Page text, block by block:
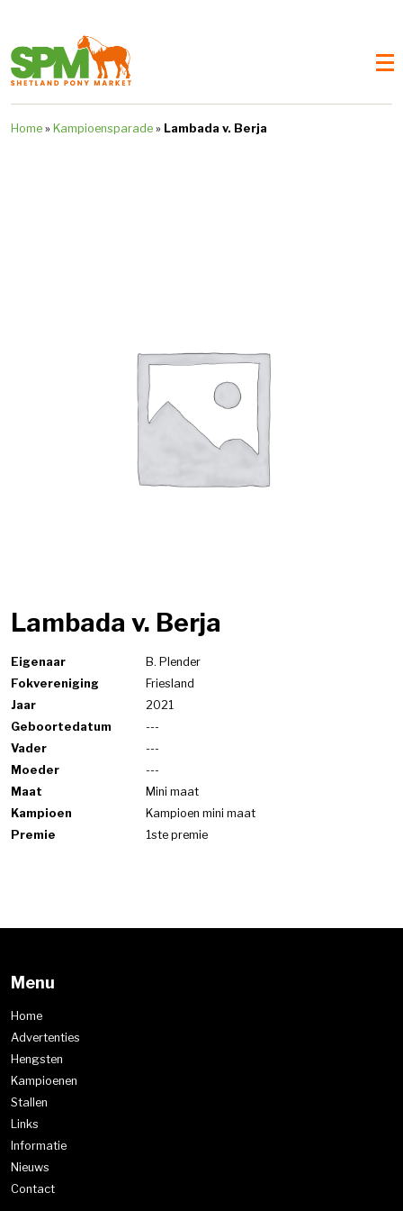
Home » Kampioensparade » Lambada v. Berja
Lambada v. Berja
Eigenaar
B. Plender
Fokvereniging
Friesland
Jaar
2021
Geboortedatum
---
Vader
---
Moeder
---
Maat
Mini maat
Kampioen
Kampioen mini maat
Premie
1ste premie
Menu
Home
Advertenties
Hengsten
Kampioenen
Stallen
Links
Informatie
Nieuws
Contact